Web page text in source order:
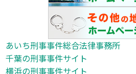
あいち刑事事件総合法律事務所
千葉の刑事事件サイト
横浜の刑事事件サイト